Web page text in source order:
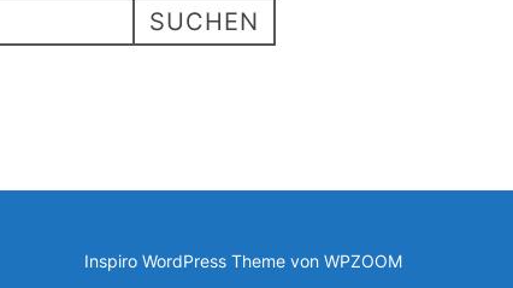
SUCHEN
Inspiro WordPress Theme von WPZOOM